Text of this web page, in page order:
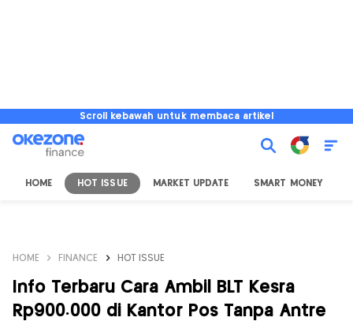
Scroll kebawah untuk membaca artikel
HOME HOT ISSUE MARKET UPDATE SMART MONEY
HOME FINANCE HOT ISSUE
Info Terbaru Cara Ambil BLT Kesra
Rp900.000 di Kantor Pos Tanpa Antre